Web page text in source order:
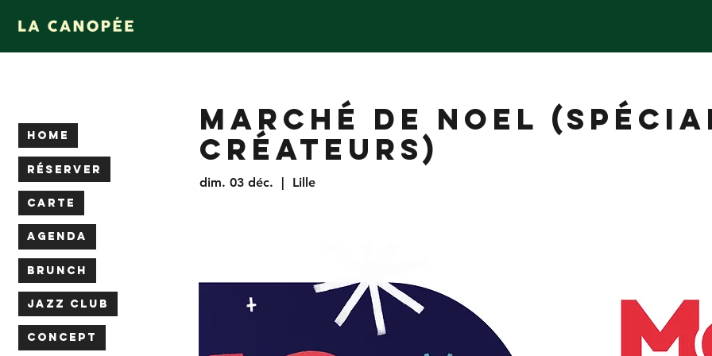
MARCHÉ DE NOEL
CRÉATEURS)
dim. 03 déc.
  |
Lille
HOME
RÉSERVER
CARTE
AGENDA
BRUNCH
JAZZ CLUB
CONCEPT